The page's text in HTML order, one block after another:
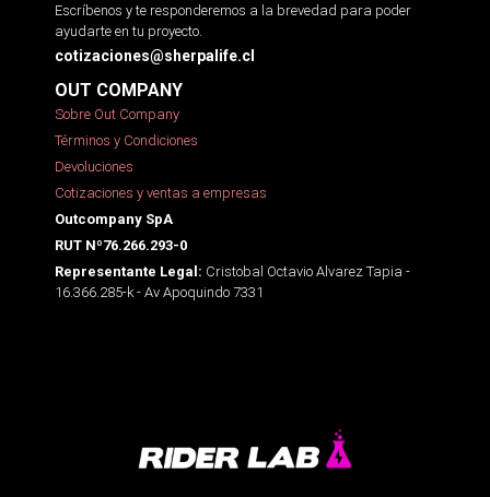
Escríbenos y te responderemos a la brevedad para poder
ayudarte en tu proyecto.
cotizaciones@sherpalife.cl
OUT COMPANY
Sobre Out Company
Términos y Condiciones
Devoluciones
Cotizaciones y ventas a empresas
Outcompany SpA
RUT Nº76.266.293-0
Representante Legal: Cristobal Octavio Alvarez Tapia -
16.366.285-k - Av Apoquindo 7331